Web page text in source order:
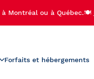
à Montréal ou à Québec.🍽️
Forfaits et hébergements